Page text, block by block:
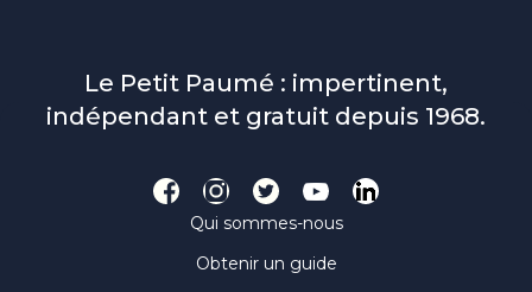
Le Petit Paumé : impertinent,
indépendant et gratuit depuis 1968.
Qui sommes-nous
Obtenir un guide